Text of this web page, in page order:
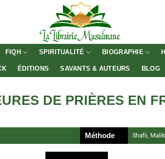
FIQH SPIRITUALITÉ BIOGRAPHIE
ÉDITIONS SAVANTS & AUTEURS BLOG
DE PRIÈRES EN
Méthode Shafii,